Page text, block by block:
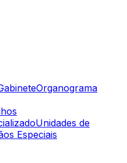
Organograma
Unidades de
Especiais